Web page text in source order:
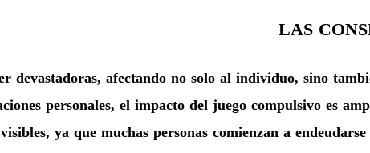
LAS
devastadoras, afectando no solo al individuo, sino
personales, el impacto del juego compulsivo es
ya que muchas personas comienzan a